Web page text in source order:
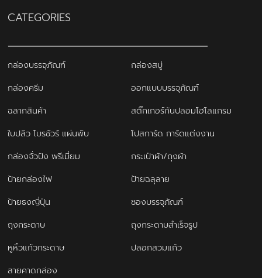
CATEGORIES
กล่องบรรจุภัณฑ์
กล่องสบู่
กล่องครีม
ออกแบบบรรจุภัณฑ์
ฉลากสินค้า
สติ๊กเกอร์กันปลอมโฮโลแกรม
ใบปลิว โบรชัวร์ แผ่นพับ
โปสการ์ด การ์ดแต่งงาน
กล่องจั่วปัง พรีเมี่ยม
กระเป๋าผ้า/ถุงผ้า
ป้ายกล่องไฟ
ป้ายฉลุลาย
ป้ายธงญี่ปุ่น
ซองบรรจุภัณฑ์
ถุงกระดาษ
ถุงกระดาษสำเร็จรูป
หูหิ้วแก้วกระดาษ
ปลอกสวมแก้ว
สายคาดกล่อง